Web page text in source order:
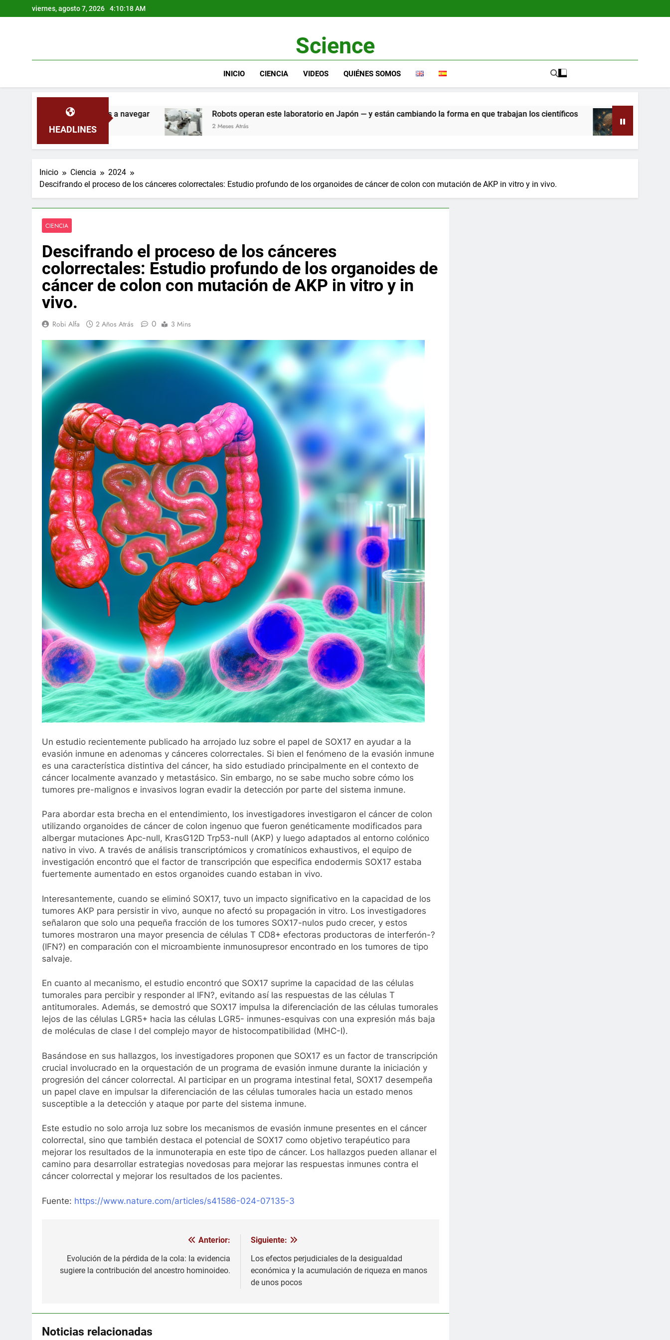
al
viernes, agosto 7, 2026 4:10:19 AM
Science
INICIO CIENCIA VIDEOS QUIÉNES SOMOS
HEADLINES
mensajeras a navegar Robots operan este laboratorio en Japón — y están cambiando la forma en que trabajan los científicos
2 Meses Atrás
Nueva red cerebral
4 Meses Atrás
Inicio Ciencia
2024
Descifrando el proceso de los cánceres colorrectales: Estudio profundo de los organoides de cáncer de colon con mutación de AKP in vitro y in vivo.
CIENCIA
Descifrando el proceso de los cánceres
colorrectales: Estudio profundo de los organoides de
cáncer de colon con mutación de AKP in vitro y in
vivo.
Robi Alfa 2 Años Atrás 0 3 Mins
Un estudio recientemente publicado ha arrojado luz sobre el papel de SOX17 en ayudar a la
evasión inmune en adenomas y cánceres colorrectales. Si bien el fenómeno de la evasión inmune
es una característica distintiva del cáncer, ha sido estudiado principalmente en el contexto de
cáncer localmente avanzado y metastásico. Sin embargo, no se sabe mucho sobre cómo los
tumores pre-malignos e invasivos logran evadir la detección por parte del sistema inmune.
Para abordar esta brecha en el entendimiento, los investigadores investigaron el cáncer de colon
utilizando organoides de cáncer de colon ingenuo que fueron genéticamente modificados para
albergar mutaciones Apc-null, KrasG12D Trp53-null (AKP) y luego adaptados al entorno colónico
nativo in vivo. A través de análisis transcriptómicos y cromatínicos exhaustivos, el equipo de
investigación encontró que el factor de transcripción que especifica endodermis SOX17 estaba
fuertemente aumentado en estos organoides cuando estaban in vivo.
Interesantemente, cuando se eliminó SOX17, tuvo un impacto significativo en la capacidad de los
tumores AKP para persistir in vivo, aunque no afectó su propagación in vitro. Los investigadores
señalaron que solo una pequeña fracción de los tumores SOX17-nulos pudo crecer, y estos
tumores mostraron una mayor presencia de células T CD8+ efectoras productoras de interferón-?
(IFN?) en comparación con el microambiente inmunosupresor encontrado en los tumores de tipo
salvaje.
En cuanto al mecanismo, el estudio encontró que SOX17 suprime la capacidad de las células
tumorales para percibir y responder al IFN?, evitando así las respuestas de las células T
antitumorales. Además, se demostró que SOX17 impulsa la diferenciación de las células tumorales
lejos de las células LGR5+ hacia las células LGR5- inmunes-esquivas con una expresión más baja
de moléculas de clase I del complejo mayor de histocompatibilidad (MHC-I).
Basándose en sus hallazgos, los investigadores proponen que SOX17 es un factor de transcripción
crucial involucrado en la orquestación de un programa de evasión inmune durante la iniciación y
progresión del cáncer colorrectal. Al participar en un programa intestinal fetal, SOX17 desempeña
un papel clave en impulsar la diferenciación de las células tumorales hacia un estado menos
susceptible a la detección y ataque por parte del sistema inmune.
Este estudio no solo arroja luz sobre los mecanismos de evasión inmune presentes en el cáncer
colorrectal, sino que también destaca el potencial de SOX17 como objetivo terapéutico para
mejorar los resultados de la inmunoterapia en este tipo de cáncer. Los hallazgos pueden allanar el
camino para desarrollar estrategias novedosas para mejorar las respuestas inmunes contra el
cáncer colorrectal y mejorar los resultados de los pacientes.
Fuente: https://www.nature.com/articles/s41586-024-07135-3
entradas
Anterior:
Evolución de la pérdida de la cola: la evidencia
sugiere la contribución del ancestro hominoideo.
Siguiente:
Los efectos perjudiciales de la desigualdad
económica y la acumulación de riqueza en manos
de unos pocos
Noticias relacionadas